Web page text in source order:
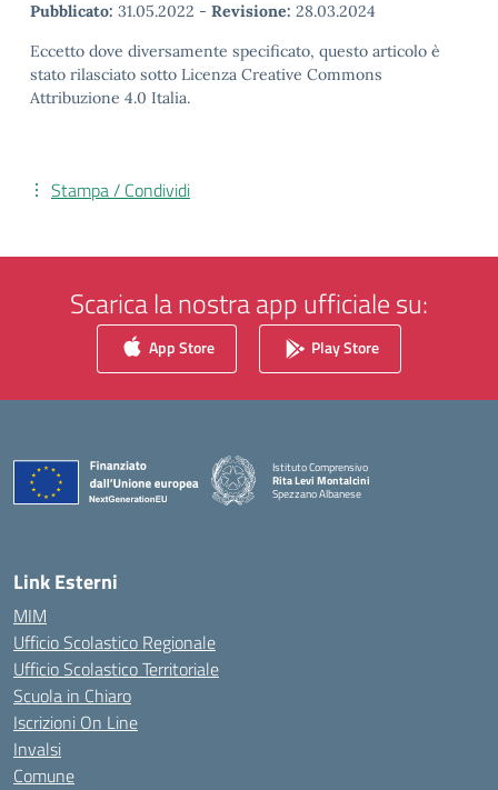
Pubblicato: 31.05.2022 - Revisione: 28.03.2024
Eccetto dove diversamente specificato, questo articolo è
stato rilasciato sotto Licenza Creative Commons
Attribuzione 4.0 Italia.
Stampa / Condividi
Scarica la nostra app ufficiale su:
App Store Play Store
Istituto Comprensivo
Rita Levi Montalcini
Spezzano Albanese
— Visita la pagina iniziale della scuola
Link Esterni
MIM
Ufficio Scolastico Regionale
Ufficio Scolastico Territoriale
Scuola in Chiaro
Iscrizioni On Line
Invalsi
Comune